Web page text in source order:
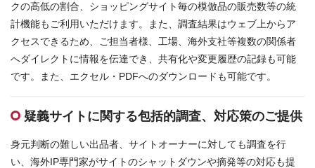
クの高低の割合、ショッピングサイト毎の模倣品の販売数等の統
計機能もご利用いただけます。また、調査結果はウェブ上からア
クセスできるため、ご担当者様、工場、海外支社等複数の関係者
へダイレクトに情報を伝達でき、共有化や変更履歴の記録も可能
です。また、エクセル・PDFへのダウンロードも可能です。
疑義サイトに関する包括的調査、対応策のご提供
身元判断の難しい出品者、サイトオーナーに対しても調査を行
い、海外IP専門家がサイトのシャットダウンや摘発等の対応も提